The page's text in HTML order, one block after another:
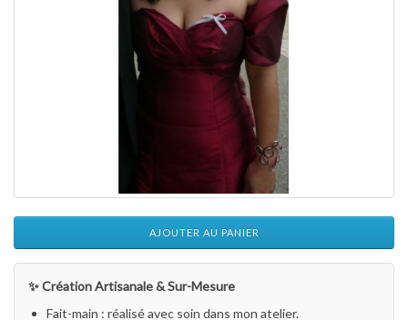
AJOUTER AU PANIER
✨ Création Artisanale & Sur-Mesure
Fait-main : réalisé avec soin dans mon atelier.